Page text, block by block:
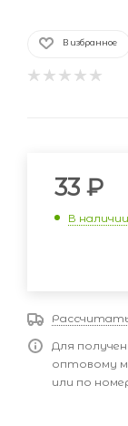
В избранное
33 ₽
В наличии
Для
оптовому
или по